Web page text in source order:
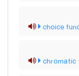
choice
chromatic